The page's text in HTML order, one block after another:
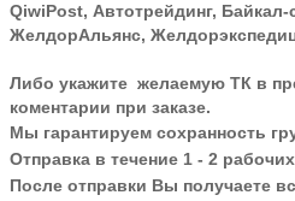
QiwiPost, Автотрейдинг,
ЖелдорАльянс,
Либо укажите желаемую ТК в
коментарии при заказе.
Мы гарантируем сохранность
Отправка в течение 1 - 2
После отправки Вы получаете